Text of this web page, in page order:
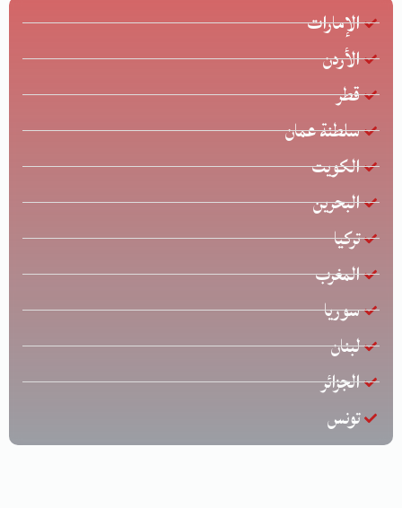
الإمارات
الأردن
قطر
سلطنة عمان
الكويت
البحرين
تركيا
المغرب
سوريا
لبنان
الجزائر
تونس